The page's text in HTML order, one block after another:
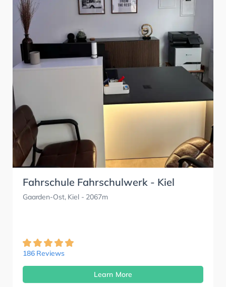
Fahrschule Fahrschulwerk - Kiel
Gaarden-Ost, Kiel- 2067m
186 Reviews
Learn More